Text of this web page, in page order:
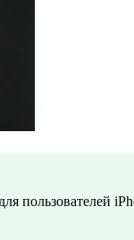
пользователей